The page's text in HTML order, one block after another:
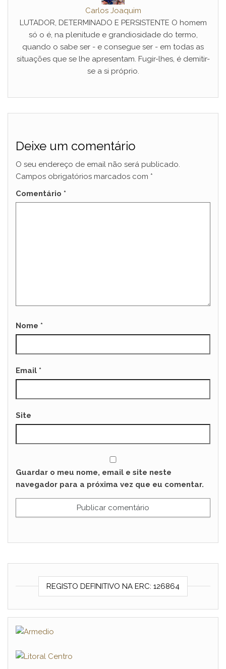
Carlos Joaquim
LUTADOR, DETERMINADO E PERSISTENTE O homem
só o é, na plenitude e grandiosidade do termo,
quando o sabe ser - e consegue ser - em todas as
situações que se lhe apresentam. Fugir-lhes, é demitir-
se a si próprio.
Deixe um comentário
O seu endereço de email não será publicado.
Campos obrigatórios marcados com *
Comentário *
Nome *
Email *
Site
Guardar o meu nome, email e site neste
navegador para a próxima vez que eu comentar.
REGISTO DEFINITIVO NA ERC: 126864